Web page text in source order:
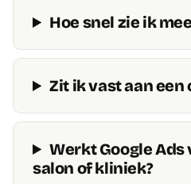
Hoe snel zie ik
Zit ik vast aan een
Werkt Google
salon of kliniek?